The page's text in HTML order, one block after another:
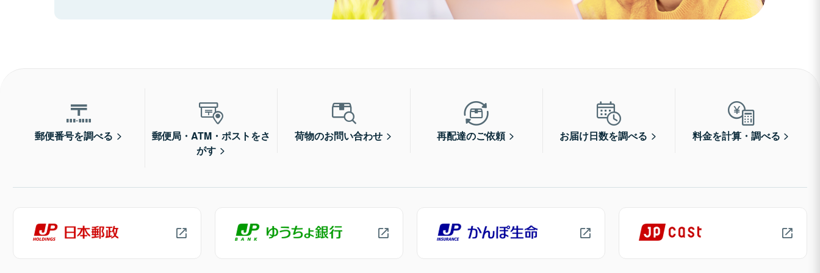
郵便番号を調べる
郵便局・ATM・ポストをさ
がす
荷物のお問い合わせ 再配達のご依頼 お届け日数を調べる 料金を計算・調べる